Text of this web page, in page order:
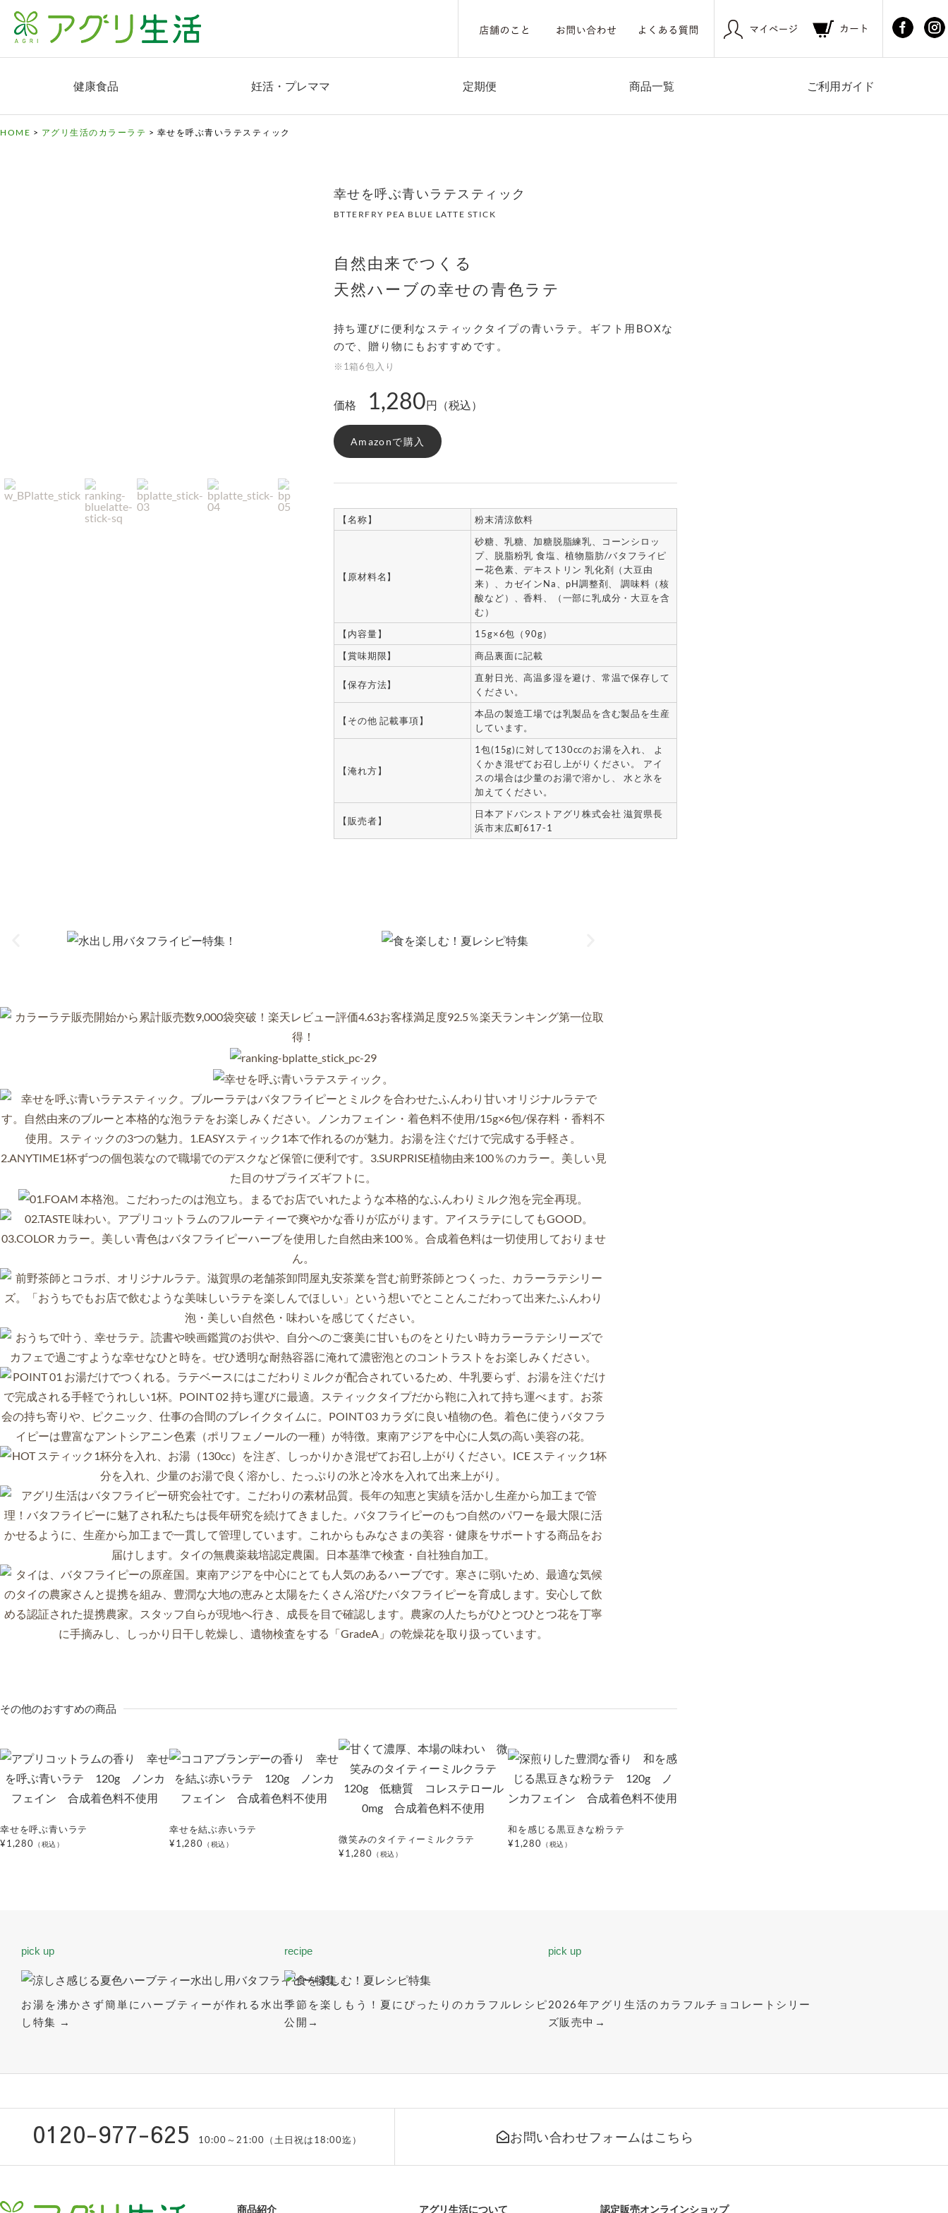
健康食品 妊活・プレママ 定期便 商品一覧 ご利用ガイド
HOME > アグリ生活のカラーラテ > 幸せを呼ぶ青いラテスティック
幸せを呼ぶ青いラテスティック
BTTERFRY PEA BLUE LATTE STICK
自然由来でつくる
天然ハーブの幸せの青色ラテ
持ち運びに便利なスティックタイプの青いラテ。ギフト用BOXな
ので、贈り物にもおすすめです。
※1箱6包入り
価格 1,280円（税込）
Amazonで購入
【名称】 粉末清涼飲料
【原材料名】
砂糖、乳糖、加糖脱脂練乳、コーンシロッ
プ、脱脂粉乳 食塩、植物脂肪/バタフライピ
ー花色素、デキストリン 乳化剤（大豆由
来）、カゼインNa、pH調整剤、 調味料（核
酸など）、香料、（一部に乳成分・大豆を含
む）
【内容量】
15g×6包（90g）
【賞味期限】
商品裏面に記載
【保存方法】
直射日光、高温多湿を避け、常温で保存して
ください。
【その他 記載事項】
本品の製造工場では乳製品を含む製品を生産
しています。
【淹れ方】
1包(15g)に対して130ccのお湯を入れ、 よ
くかき混ぜてお召し上がりください。 アイ
スの場合は少量のお湯で溶かし、 水と氷を
加えてください。
【販売者】
日本アドバンストアグリ株式会社 滋賀県長
浜市末広町617-1
その他のおすすめの商品
幸せを呼ぶ青いラテ
¥1,280 （税込）
幸せを結ぶ赤いラテ
¥1,280 （税込）
微笑みのタイティーミルクラテ
¥1,280 （税込）
和を感じる黒豆きな粉ラテ
¥1,280 （税込）
pick up
お湯を沸かさず簡単にハーブティーが作れる水出
し特集 →
recipe
季節を楽しもう！夏にぴったりのカラフルレシピ
公開→
pick up
2026年アグリ生活のカラフルチョコレートシリー
ズ販売中→
0120-977-625 10:00～21:00（土日祝は18:00迄） お問い合わせフォームはこちら
商品紹介 アグリ生活について 認定販売オンラインショップ